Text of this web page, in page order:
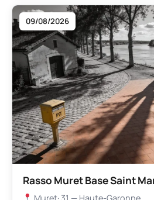
09/08/2026
Rasso Muret Base Saint